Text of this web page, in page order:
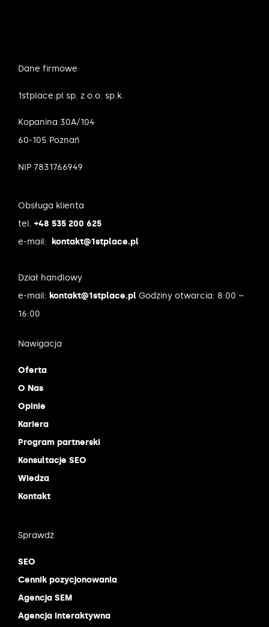
Dane firmowe
1stplace.pl sp. z o.o. sp.k.
Kopanina 30A/104
60-105 Poznań
NIP 7831766949
Obsługa klienta
tel. +48 535 200 625
e-mail:
kontakt@1stplace.pl
Dział handlowy
e-mail: kontakt@1stplace.pl Godziny otwarcia: 8:00 –
16:00
Nawigacja
Oferta
O Nas
Opinie
Kariera
Program partnerski
Konsultacje SEO
Wiedza
Kontakt
Sprawdź
SEO
Cennik pozycjonowania
Agencja SEM
Agencja interaktywna